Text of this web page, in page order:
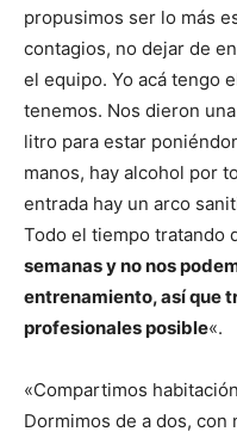
propusimos ser lo más
contagios, no dejar de
el equipo. Yo acá tengo
tenemos. Nos dieron
litro para estar
manos, hay alcohol por
entrada hay un arco
Todo el tiempo tratando
semanas y no nos
entrenamiento, así que
profesionales posible«.
«Compartimos
Dormimos de a dos, con